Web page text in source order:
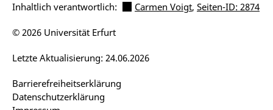
Inhaltlich verantwortlich: Carmen Voigt, Seiten-ID: 2874
Barrierefreiheitserklärung
Datenschutzerklärung
Letzte Aktualisierung: 24.06.2026
© 2026 Universität Erfurt